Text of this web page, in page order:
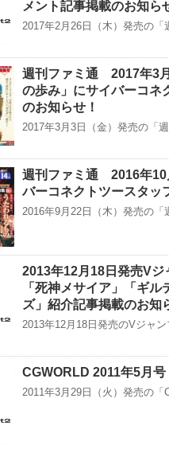
メント記事掲載のお知ら
2017年2月26日（木）発売の
週刊ファミ通 2017年3
の歩み」にサイバーコネ
のお知らせ！
2017年3月3日（金）発売の「
週刊ファミ通 2016年10
バーコネクトツースタッ
2016年9月22日（木）発売の
2013年12月18日発売V
「死神メサイア」「ギ
ズ」紹介記事掲載のお知
2013年12月18日発売のVジャ
CGWORLD 2011年5月
2011年3月29日（火）発売の